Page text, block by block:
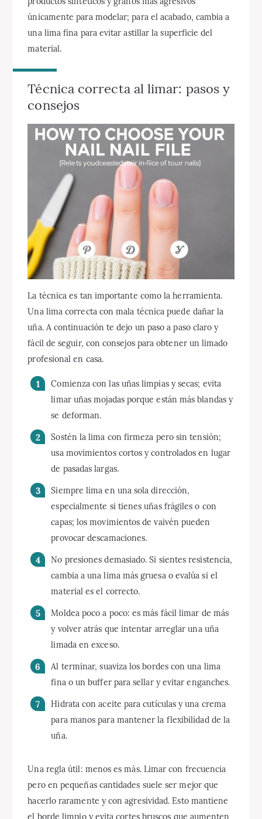
únicamente para modelar; para el acabado, cambia a
una lima fina para evitar astillar la superficie del
material.
Técnica correcta al limar: pasos y
consejos
La técnica es tan importante como la herramienta.
Una lima correcta con mala técnica puede dañar la
uña. A continuación te dejo un paso a paso claro y
fácil de seguir, con consejos para obtener un limado
profesional en casa.
Comienza con las uñas limpias y secas; evita
limar uñas mojadas porque están más blandas y
se deforman.
Sostén la lima con firmeza pero sin tensión;
usa movimientos cortos y controlados en lugar
de pasadas largas.
Siempre lima en una sola dirección,
especialmente si tienes uñas frágiles o con
capas; los movimientos de vaivén pueden
provocar descamaciones.
No presiones demasiado. Si sientes resistencia,
cambia a una lima más gruesa o evalúa si el
material es el correcto.
Moldea poco a poco: es más fácil limar de más
y volver atrás que intentar arreglar una uña
limada en exceso.
Al terminar, suaviza los bordes con una lima
fina o un buffer para sellar y evitar enganches.
Hidrata con aceite para cutículas y una crema
para manos para mantener la flexibilidad de la
uña.
Una regla útil: menos es más. Limar con frecuencia
pero en pequeñas cantidades suele ser mejor que
hacerlo raramente y con agresividad. Esto mantiene
el borde limpio y evita cortes bruscos que aumenten